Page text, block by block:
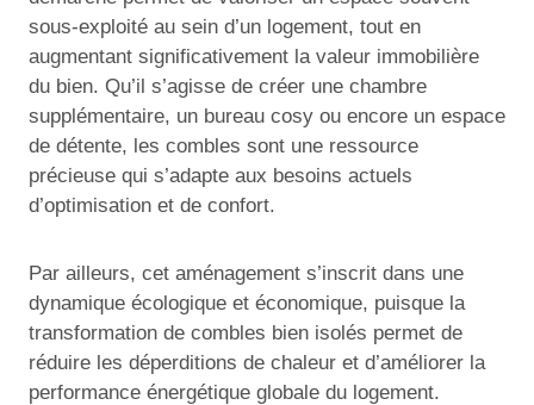
sous-exploité au sein d’un logement, tout en
augmentant significativement la valeur immobilière
du bien. Qu’il s’agisse de créer une chambre
supplémentaire, un bureau cosy ou encore un espace
de détente, les combles sont une ressource
précieuse qui s’adapte aux besoins actuels
d’optimisation et de confort.
Par ailleurs, cet aménagement s’inscrit dans une
dynamique écologique et économique, puisque la
transformation de combles bien isolés permet de
réduire les déperditions de chaleur et d’améliorer la
performance énergétique globale du logement.